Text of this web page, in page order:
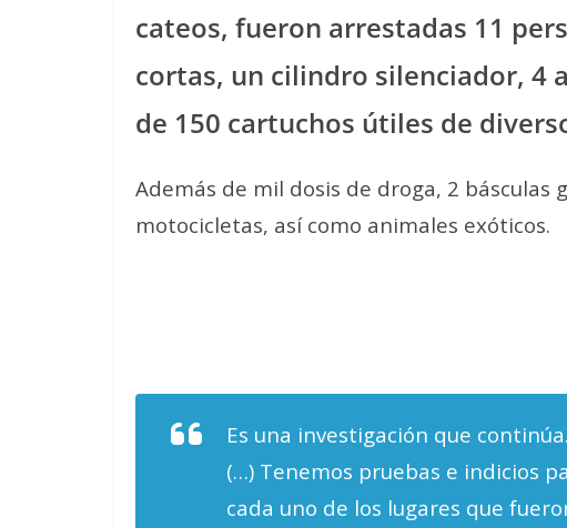
cateos, fueron arrestadas 11
cortas, un cilindro silenciador, 4
de 150 cartuchos útiles de
Además de mil dosis de droga, 2 básculas
motocicletas, así como animales exóticos.
Es una investigación que
(…) Tenemos pruebas e indicios
cada uno de los lugares que